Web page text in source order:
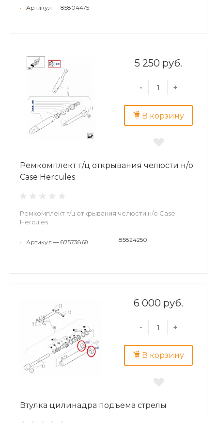
• Артикул — 85804475
5 250 руб.
- +
В корзину
Ремкомплект г/ц открывания челюсти н/о
Case Hercules
Ремкомплект г/ц открывания челюсти н/о Case
Hercules
• Артикул — 87573868 85824250
6 000 руб.
- +
В корзину
Втулка цилинадра подъема стрелы